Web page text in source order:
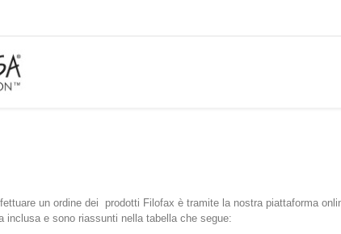
un ordine dei prodotti Filofax è tramite la nostra piattaforma
inclusa e sono riassunti nella tabella che segue: